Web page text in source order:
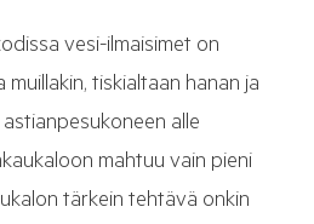
vesi-ilmaisimet on
tiskialtaan hanan ja
alle
mahtuu vain pieni
tärkein tehtävä onkin